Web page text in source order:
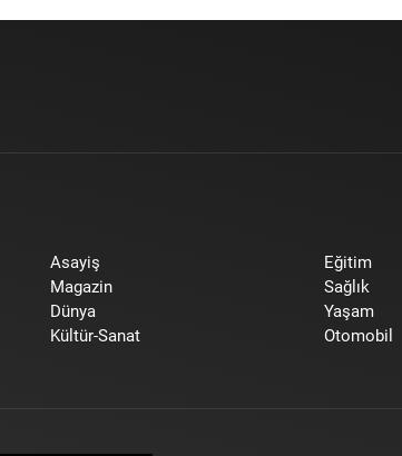
Asayiş
Magazin
Dünya
Kültür-Sanat
Eğitim
Sağlık
Yaşam
Otomobil